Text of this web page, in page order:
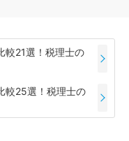
較21選！税理士の
較25選！税理士の